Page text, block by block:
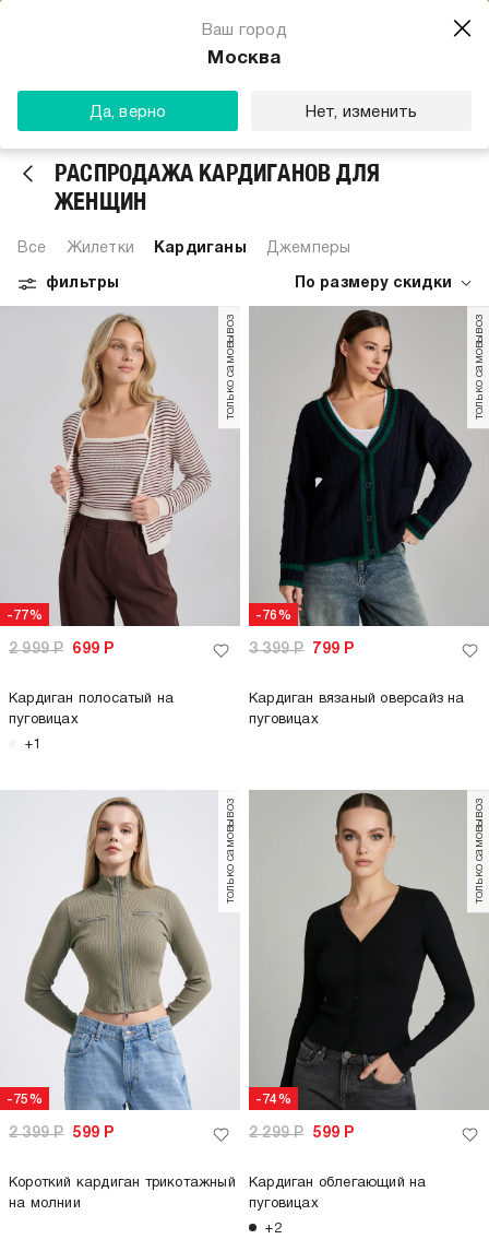
Ваш город
Москва
Да, верно Нет, изменить
РАСПРОДАЖА КАРДИГАНОВ ДЛЯ
ЖЕНЩИН
Все Жилетки Кардиганы Джемперы
По размеру скидки
фильтры
-77%
только самовывоз
2 999Р 699 Р
Кардиган полосатый на
пуговицах
+1
-76%
только самовывоз
3 399Р 799 Р
Кардиган вязаный оверсайз на
пуговицах
-75%
только самовывоз
2 399Р 599 Р
Короткий кардиган трикотажный
на молнии
-74%
только самовывоз
2 299Р 599 Р
Кардиган облегающий на
пуговицах
+2
Магазин одежды для тебя